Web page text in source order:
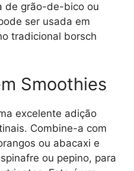
de grão-de-bico ou
ser usada em
tradicional borsch
Smoothies
excelente adição
Combine-a com
ou abacaxi e
ou pepino, para